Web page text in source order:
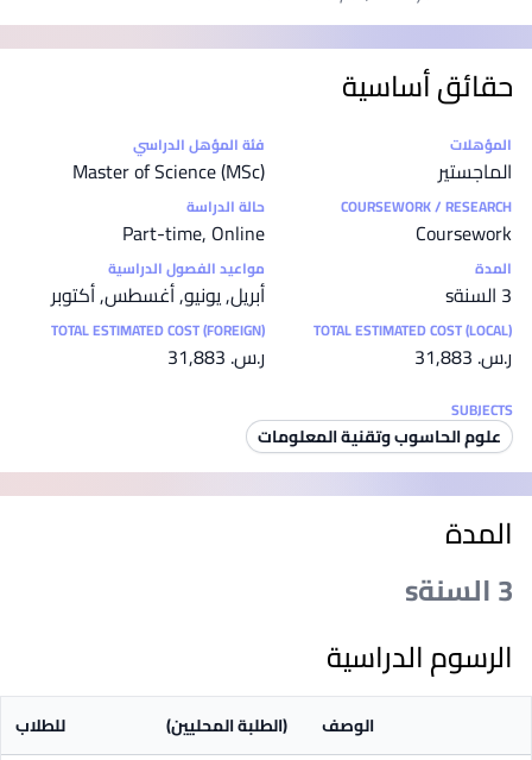
حقائق أساسية
إحصائيات
المؤهلات
الماجستير
فئة المؤهل الدراسي
Master of Science (MSc)
COURSEWORK / RESEARCH
Coursework
حالة الدراسة
Part-time, Online
المدة
3 السنةs
مواعيد الفصول الدراسية
أبريل, يونيو, أغسطس, أكتوبر
TOTAL ESTIMATED COST (LOCAL)
ر.س.‏ 31,883
TOTAL ESTIMATED COST (FOREIGN)
ر.س.‏ 31,883
SUBJECTS
علوم الحاسوب وتقنية المعلومات
المدة
3 السنةs
الرسوم الدراسية
الوصف (الطلبة المحليين)
للطلاب